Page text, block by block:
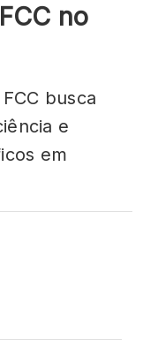
no
busca
e
em